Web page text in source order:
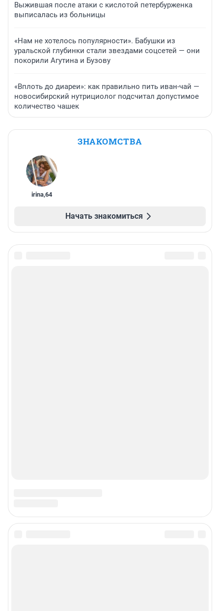
Выжившая после атаки с кислотой петербурженка
выписалась из больницы
«Нам не хотелось популярности». Бабушки из
уральской глубинки стали звездами соцсетей — они
покорили Агутина и Бузову
«Вплоть до диареи»: как правильно пить иван-чай —
новосибирский нутрициолог подсчитал допустимое
количество чашек
ЗНАКОМСТВА
irina,64
Начать знакомиться